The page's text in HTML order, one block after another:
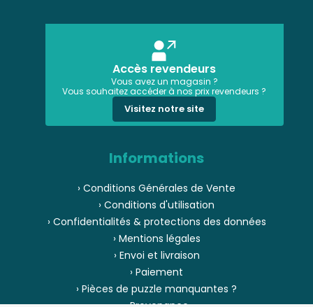
Accès revendeurs
Vous avez un magasin ?
Vous souhaitez accéder à nos prix revendeurs ?
Visitez notre site
Informations
› Conditions Générales de Vente
› Conditions d'utilisation
› Confidentialités & protections des données
› Mentions légales
› Envoi et livraison
› Paiement
› Pièces de puzzle manquantes ?